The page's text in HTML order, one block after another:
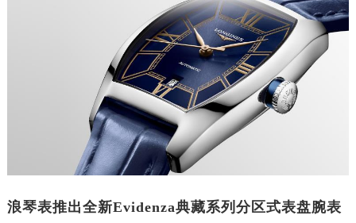
浪琴表推出全新Evidenza典藏系列分区式表盘腕表